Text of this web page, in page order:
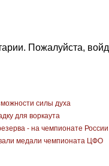
Пожалуйста,
силы духа
для воркаута
- на чемпионате России
медали чемпионата ЦФО